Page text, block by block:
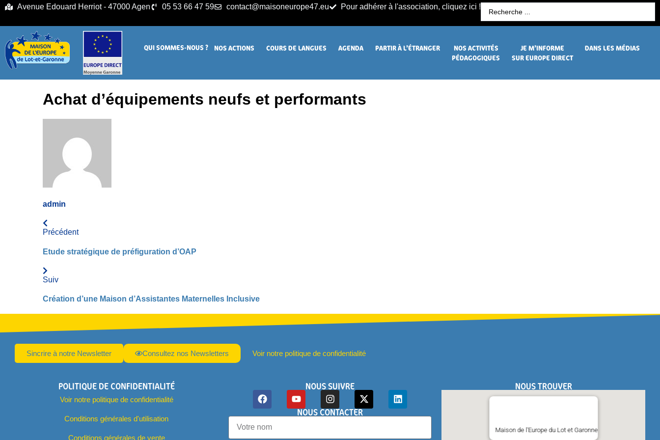
principalAvenue Edouard Herriot - 47000 Agen 05 53 66 47 59 contact@maisoneurope47.eu Pour adhérer à l'association, cliquez ici !
QUI SOMMES-NOUS ? NOS ACTIONS COURS DE LANGUES AGENDA PARTIR À L’ÉTRANGER
NOS ACTIVITÉS
PÉDAGOGIQUES
JE M’INFORME
SUR EUROPE DIRECT
DANS LES MÉDIAS
Achat d’équipements neufs et performants
admin
Précédent
Etude stratégique de préfiguration d’OAP
Suiv
Création d’une Maison d’Assistantes Maternelles Inclusive
Sincrire à notre Newsletter Consultez nos Newsletters Voir notre politique de confidentialité
POLITIQUE DE CONFIDENTIALITÉ
Voir notre politique de confidentialité
Conditions générales d'utilisation
Conditions générales de vente
NOUS SUIVRE
NOUS CONTACTER
NOUS TROUVER
Maison de l'Europe du Lot et Garonne